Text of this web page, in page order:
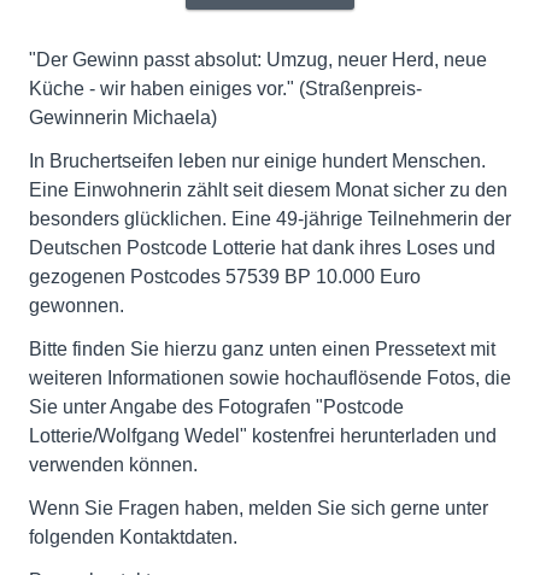
"Der Gewinn passt absolut: Umzug, neuer Herd, neue
Küche - wir haben einiges vor." (Straßenpreis-
Gewinnerin Michaela)
In Bruchertseifen leben nur einige hundert Menschen.
Eine Einwohnerin zählt seit diesem Monat sicher zu den
besonders glücklichen. Eine 49-jährige Teilnehmerin der
Deutschen Postcode Lotterie hat dank ihres Loses und
gezogenen Postcodes 57539 BP 10.000 Euro
gewonnen.
Bitte finden Sie hierzu ganz unten einen Pressetext mit
weiteren Informationen sowie hochauflösende Fotos, die
Sie unter Angabe des Fotografen "Postcode
Lotterie/Wolfgang Wedel" kostenfrei herunterladen und
verwenden können.
Wenn Sie Fragen haben, melden Sie sich gerne unter
folgenden Kontaktdaten.